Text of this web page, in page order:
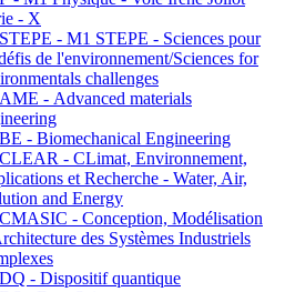
- X
- M1 STEPE - Sciences pour
de l'environnement/Sciences for
challenges
- Advanced materials
- Biomechanical Engineering
- CLimat, Environnement,
et Recherche - Water, Air,
and Energy
- Conception, Modélisation
des Systèmes Industriels
- Dispositif quantique